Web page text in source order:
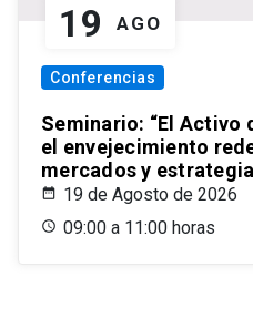
19 AGO
Conferencias
Seminario: “El Activo
el envejecimiento
mercados y
19 de Agosto de 2026
09:00 a 11:00 horas